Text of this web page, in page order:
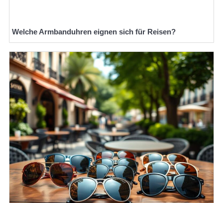
Welche Armbanduhren eignen sich für Reisen?